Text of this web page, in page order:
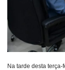
Na tarde desta